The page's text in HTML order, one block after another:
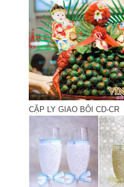
CẶP LY GIAO BÔI CD-CR